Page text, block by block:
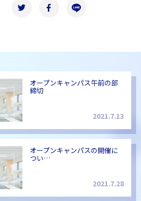
オープンキャンパス午前の部
締切
2021.7.13
オープンキャンパスの開催に
つい…
2021.7.28